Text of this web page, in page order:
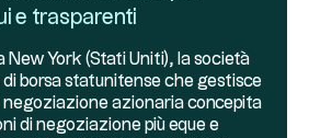
e trasparenti
New York (Stati Uniti), la società
di borsa statunitense che gestisce
azionaria concepita
di negoziazione più eque e